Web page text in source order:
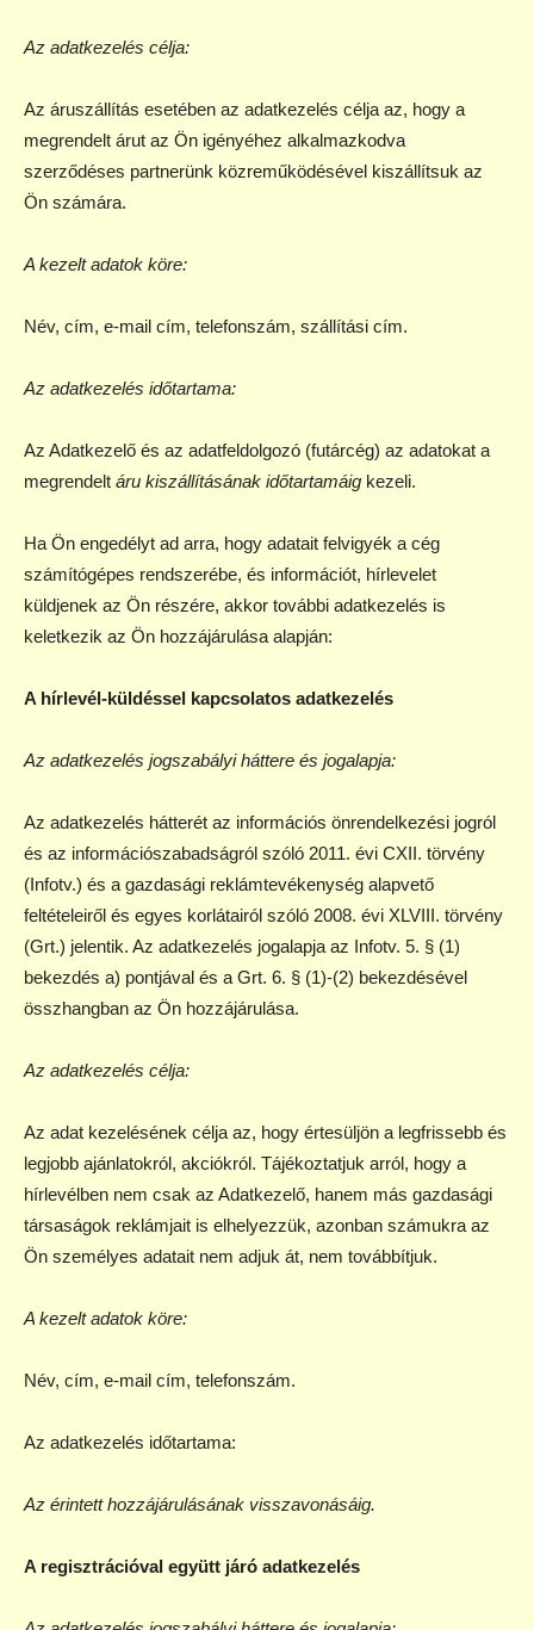
Az adatkezelés célja:
Az áruszállítás esetében az adatkezelés célja az, hogy a
megrendelt árut az Ön igényéhez alkalmazkodva
szerződéses partnerünk közreműködésével kiszállítsuk az
Ön számára.
A kezelt adatok köre:
Név, cím, e-mail cím, telefonszám, szállítási cím.
Az adatkezelés időtartama:
Az Adatkezelő és az adatfeldolgozó (futárcég) az adatokat a
megrendelt áru kiszállításának időtartamáig kezeli.
Ha Ön engedélyt ad arra, hogy adatait felvigyék a cég
számítógépes rendszerébe, és információt, hírlevelet
küldjenek az Ön részére, akkor további adatkezelés is
keletkezik az Ön hozzájárulása alapján:
A hírlevél-küldéssel kapcsolatos adatkezelés
Az adatkezelés jogszabályi háttere és jogalapja:
Az adatkezelés hátterét az információs önrendelkezési jogról
és az információszabadságról szóló 2011. évi CXII. törvény
(Infotv.) és a gazdasági reklámtevékenység alapvető
feltételeiről és egyes korlátairól szóló 2008. évi XLVIII. törvény
(Grt.) jelentik. Az adatkezelés jogalapja az Infotv. 5. § (1)
bekezdés a) pontjával és a Grt. 6. § (1)-(2) bekezdésével
összhangban az Ön hozzájárulása.
Az adatkezelés célja:
Az adat kezelésének célja az, hogy értesüljön a legfrissebb és
legjobb ajánlatokról, akciókról. Tájékoztatjuk arról, hogy a
hírlevélben nem csak az Adatkezelő, hanem más gazdasági
társaságok reklámjait is elhelyezzük, azonban számukra az
Ön személyes adatait nem adjuk át, nem továbbítjuk.
A kezelt adatok köre:
Név, cím, e-mail cím, telefonszám.
Az adatkezelés időtartama:
Az érintett hozzájárulásának visszavonásáig.
A regisztrációval együtt járó adatkezelés